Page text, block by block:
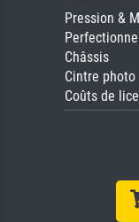
Pression &
Châssis
Cintre photo
Coûts de